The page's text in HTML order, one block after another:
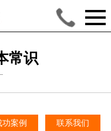
常识
功案例 联系我们